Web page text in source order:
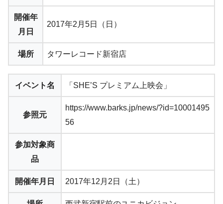
開催年
月日
2017年2月5日（日）
場所 タワーレコード新宿店
イベント名 「SHE’S プレミアム上映会」
参照元
https://www.barks.jp/news/?id=10001495
56
参加対象商
品
開催年月日 2017年12月2日（土）